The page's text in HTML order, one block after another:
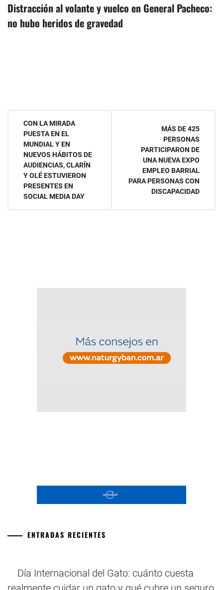
Distracción al volante y vuelco en General Pacheco:
no hubo heridos de gravedad
Navegación
entradas
CON LA MIRADA
PUESTA EN EL
MUNDIAL Y EN
NUEVOS HÁBITOS DE
AUDIENCIAS, CLARÍN
Y OLÉ ESTUVIERON
PRESENTES EN
SOCIAL MEDIA DAY
MÁS DE 425
PERSONAS
PARTICIPARON DE
UNA NUEVA EXPO
EMPLEO BARRIAL
PARA PERSONAS CON
DISCAPACIDAD
ENTRADAS RECIENTES
Día Internacional del Gato: cuánto cuesta